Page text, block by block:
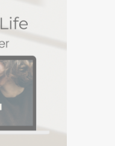
spiritualitate si
BACK TO LIFE.
sharuiesc
din
Te poti
:)